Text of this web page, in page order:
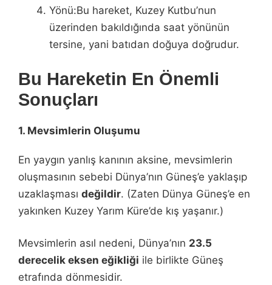
Yönü:Bu hareket, Kuzey Kutbu’nun
üzerinden bakıldığında saat yönünün
tersine, yani batıdan doğuya doğrudur.
Bu Hareketin En Önemli
Sonuçları
1. Mevsimlerin Oluşumu
En yaygın yanlış kanının aksine, mevsimlerin
oluşmasının sebebi Dünya’nın Güneş’e yaklaşıp
uzaklaşması değildir. (Zaten Dünya Güneş’e en
yakınken Kuzey Yarım Küre’de kış yaşanır.)
Mevsimlerin asıl nedeni, Dünya’nın 23.5
derecelik eksen eğikliği ile birlikte Güneş
etrafında dönmesidir.